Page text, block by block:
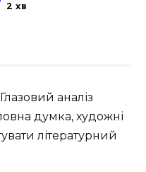
2 хв
аналіз
думка, художні
літературний